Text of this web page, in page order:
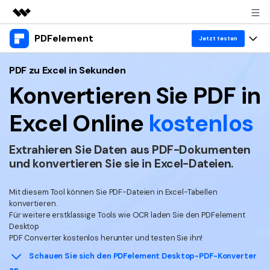
Top-Produkte
Business
Überblick
Über uns
Presseraum
Shop
Support
PDFelement Jetzt testen
Produkte
Desktop
PDFelement für Windows
PDFelement für Mac
Mobile App
PDFelement für iPhone/iPad
PDFelement für Android
Lösungen
Benutzer im Bildungswesen
PDF lesen
PDF erstellen
PDF kombinieren
Ressourcen
Heiße Themen
How-Tos
Mac-Software
Business
KMU von 1-10p
Jetzt kaufen Anmelden
PDF zu Excel in Sekunden
Konvertieren Sie PDF in
Excel Online kostenlos
Extrahieren Sie Daten aus PDF-Dokumenten
und konvertieren Sie sie in Excel-Dateien.
Mit diesem Tool können Sie PDF-Dateien in Excel-Tabellen
konvertieren.
Für weitere erstklassige Tools wie OCR laden Sie den PDFelement
Desktop
PDF Converter kostenlos herunter und testen Sie ihn!
Schauen Sie sich den PDFelement Desktop-PDF-Konverter